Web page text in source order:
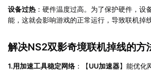
设备过热 ：硬件温度过高。为了保护硬件，设
能，这就会影响游戏的正常运行，导致联机掉线
解决NS2双影奇境联机掉线的方
1.用加速工具稳定网络 ：【UU加速器】能优化